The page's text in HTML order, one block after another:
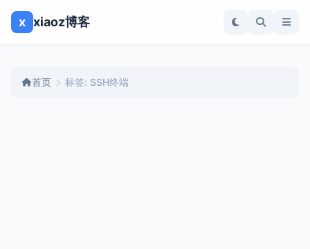
x xiaoz博客
首页 标签: SSH终端